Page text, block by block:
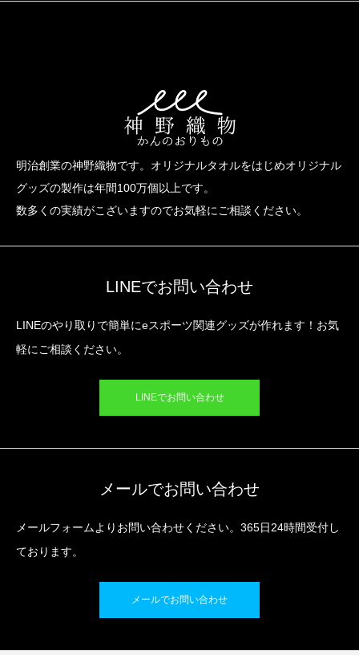
明治創業の神野織物です。オリジナルタオルをはじめオリジナル
グッズの製作は年間100万個以上です。
数多くの実績がこざいますのでお気軽にご相談ください。
LINEでお問い合わせ
LINEのやり取りで簡単にeスポーツ関連グッズが作れます！お気
軽にご相談ください。
LINEでお問い合わせ
メールでお問い合わせ
メールフォームよりお問い合わせください。365日24時間受付し
ております。
メールでお問い合わせ